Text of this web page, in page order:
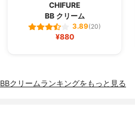
CHIFURE
BB クリーム
3.89(20)
¥880
BBクリームランキングをもっと見る